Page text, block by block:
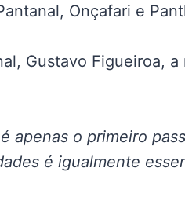
Onçafari e
Gustavo Figueiroa,
apenas o primeiro
é igualmente